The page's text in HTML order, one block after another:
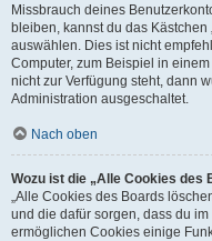
Missbrauch deines
bleiben, kannst du das
auswählen. Dies ist nicht
Computer, zum Beispiel in
nicht zur Verfügung steht, dann
Administration ausgeschaltet.
Nach oben
Wozu ist die „Alle Cookies des
„Alle Cookies des Boards
und die dafür sorgen, dass du
ermöglichen Cookies einige